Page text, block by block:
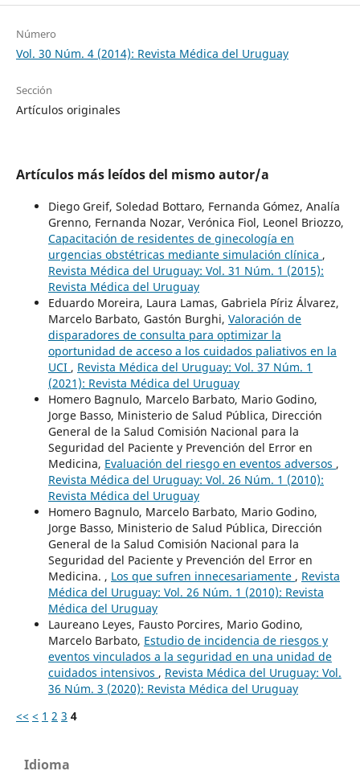
Número
Vol. 30 Núm. 4 (2014): Revista Médica del Uruguay
Sección
Artículos originales
Artículos más leídos del mismo autor/a
Diego Greif, Soledad Bottaro, Fernanda Gómez, Analía
Grenno, Fernanda Nozar, Verónica Fiol, Leonel Briozzo,
Capacitación de residentes de ginecología en
urgencias obstétricas mediante simulación clínica ,
Revista Médica del Uruguay: Vol. 31 Núm. 1 (2015):
Revista Médica del Uruguay
Eduardo Moreira, Laura Lamas, Gabriela Píriz Álvarez,
Marcelo Barbato, Gastón Burghi, Valoración de
disparadores de consulta para optimizar la
oportunidad de acceso a los cuidados paliativos en la
UCI , Revista Médica del Uruguay: Vol. 37 Núm. 1
(2021): Revista Médica del Uruguay
Homero Bagnulo, Marcelo Barbato, Mario Godino,
Jorge Basso, Ministerio de Salud Pública, Dirección
General de la Salud Comisión Nacional para la
Seguridad del Paciente y Prevención del Error en
Medicina, Evaluación del riesgo en eventos adversos ,
Revista Médica del Uruguay: Vol. 26 Núm. 1 (2010):
Revista Médica del Uruguay
Homero Bagnulo, Marcelo Barbato, Mario Godino,
Jorge Basso, Ministerio de Salud Pública, Dirección
General de la Salud Comisión Nacional para la
Seguridad del Paciente y Prevención del Error en
Medicina. , Los que sufren innecesariamente , Revista
Médica del Uruguay: Vol. 26 Núm. 1 (2010): Revista
Médica del Uruguay
Laureano Leyes, Fausto Porcires, Mario Godino,
Marcelo Barbato, Estudio de incidencia de riesgos y
eventos vinculados a la seguridad en una unidad de
cuidados intensivos , Revista Médica del Uruguay: Vol.
36 Núm. 3 (2020): Revista Médica del Uruguay
<< < 1 2 3 4
Idioma